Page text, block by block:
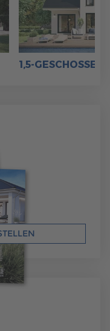
1,5-GESCHOSSER